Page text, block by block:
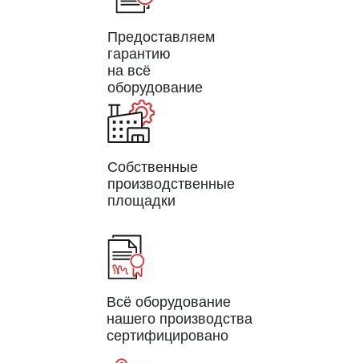
Предоставляем
гарантию
на всё
оборудование
Всё оборудование
нашего производства
сертифицировано
Собственные
производственные
площадки